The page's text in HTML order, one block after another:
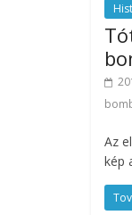
Az
kép